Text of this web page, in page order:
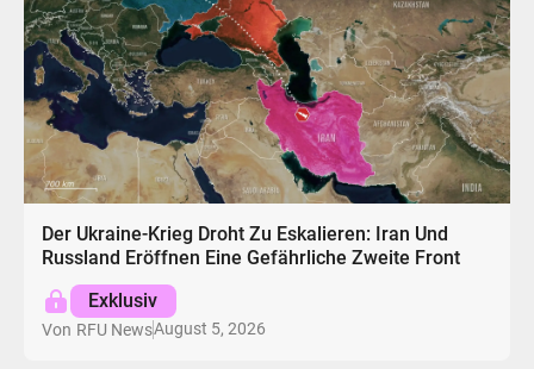
Der Ukraine-Krieg Droht Zu Eskalieren: Iran Und
Russland Eröffnen Eine Gefährliche Zweite Front
Exklusiv
Von RFU NewsAugust 5, 2026